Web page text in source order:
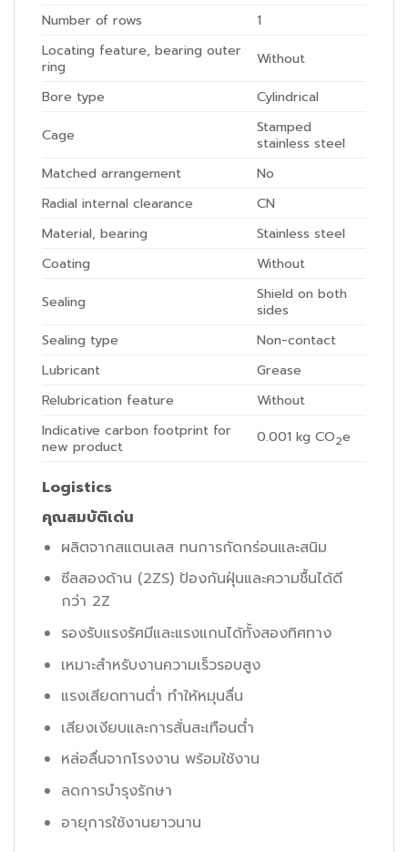
Number of rows
1
Locating feature, bearing outer
ring
Without
Bore type
Cylindrical
Cage
Stamped
stainless steel
Matched arrangement
No
Radial internal clearance
CN
Material, bearing
Stainless steel
Coating
Without
Sealing
Shield on both
sides
Sealing type
Non-contact
Lubricant
Grease
Relubrication feature
Without
Indicative carbon footprint for
new product
0.001 kg CO2e
Logistics
คุณสมบัติเด่น
ผลิตจากสแตนเลส ทนการกัดกร่อนและสนิม
ซีลสองด้าน (2ZS) ป้องกันฝุ่นและความชื้นได้ดี
กว่า 2Z
รองรับแรงรัศมีและแรงแกนได้ทั้งสองทิศทาง
เหมาะสำหรับงานความเร็วรอบสูง
แรงเสียดทานต่ำ ทำให้หมุนลื่น
เสียงเงียบและการสั่นสะเทือนต่ำ
หล่อลื่นจากโรงงาน พร้อมใช้งาน
ลดการบำรุงรักษา
อายุการใช้งานยาวนาน